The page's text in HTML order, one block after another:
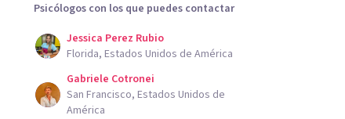
Psicólogos con los que puedes contactar
Jessica Perez Rubio
Florida, Estados Unidos de América
Gabriele Cotronei
San Francisco, Estados Unidos de
América